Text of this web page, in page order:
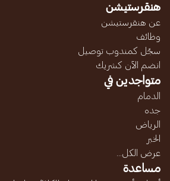
هنقرستيشن
عن هنقرستيشن
وظائف
سجّل كمندوب توصيل
انضم الآن كشريك
متواجدين في
الدمام
جده
الرياض
الخبر
عرض الكل...
مساعدة